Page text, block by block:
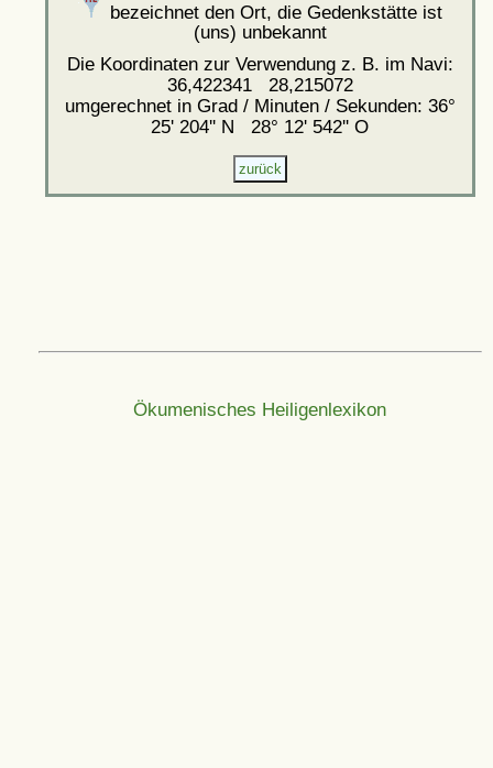
bezeichnet den Ort, die Gedenkstätte ist
(uns) unbekannt
Die Koordinaten zur Verwendung z. B. im Navi:
36,422341 28,215072
umgerechnet in Grad / Minuten / Sekunden: 36°
25' 204'' N 28° 12' 542'' O
Ökumenisches Heiligenlexikon